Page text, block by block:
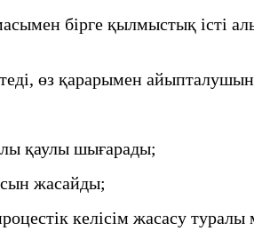
бірге қылмыстық істі
өз қарарымен
қаулы шығарады;
жасайды;
келісім жасасу туралы